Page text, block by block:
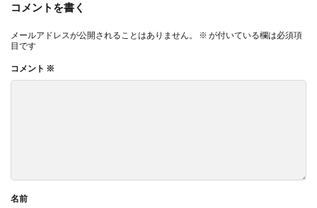
コメントを書く
メールアドレスが公開されることはありません。 ※ が付いている欄は必須項
目です
コメント ※
名前